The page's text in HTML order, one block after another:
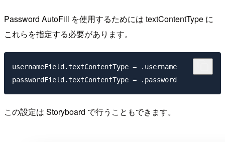
Password AutoFill を使用するためには textContentType に
これらを指定する必要があります。
usernameField.textContentType = .username
この設定は Storyboard で行うこともできます。